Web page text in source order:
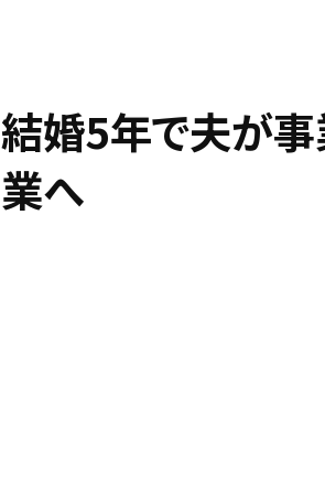
結婚5年で夫が事
業へ